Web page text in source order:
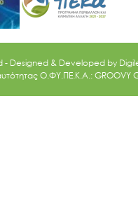
- Designed & Developed by
Ο.ΦΥ.ΠΕ.Κ.Α.: GROOVY